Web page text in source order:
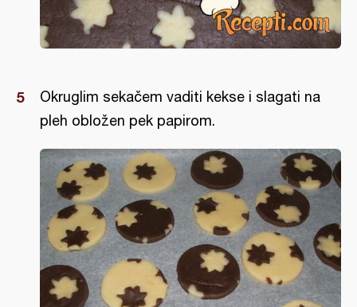
Okruglim sekačem vaditi kekse i slagati na
pleh obložen pek papirom.